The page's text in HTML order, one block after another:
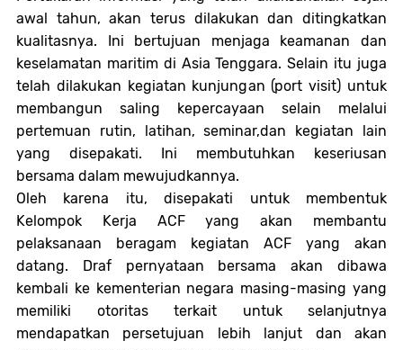
awal tahun, akan terus dilakukan dan ditingkatkan
kualitasnya. Ini bertujuan menjaga keamanan dan
keselamatan maritim di Asia Tenggara. Selain itu juga
telah dilakukan kegiatan kunjungan (port visit) untuk
membangun saling kepercayaan selain melalui
pertemuan rutin, latihan, seminar,dan kegiatan lain
yang disepakati. Ini membutuhkan keseriusan
bersama dalam mewujudkannya.
Oleh karena itu, disepakati untuk membentuk
Kelompok Kerja ACF yang akan membantu
pelaksanaan beragam kegiatan ACF yang akan
datang. Draf pernyataan bersama akan dibawa
kembali ke kementerian negara masing-masing yang
memiliki otoritas terkait untuk selanjutnya
mendapatkan persetujuan lebih lanjut dan akan